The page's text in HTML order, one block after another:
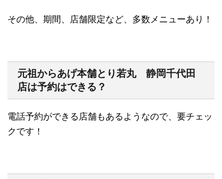
その他、期間、店舗限定など、多数メニューあり！
元祖からあげ本舗とり若丸 静岡千代田
店は予約はできる？
電話予約ができる店舗もあるようなので、要チェッ
クです！